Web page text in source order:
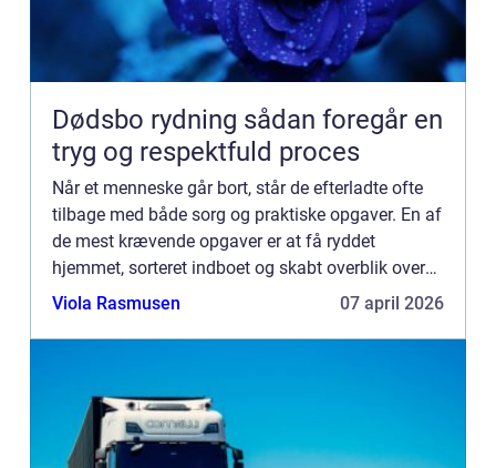
Dødsbo rydning sådan foregår en
tryg og respektfuld proces
Når et menneske går bort, står de efterladte ofte
tilbage med både sorg og praktiske opgaver. En af
de mest krævende opgaver er at få ryddet
hjemmet, sorteret indboet og skabt overblik over
værdier og personlige ejendele. Mange oplever, at
Viola Rasmusen 07 april 2026